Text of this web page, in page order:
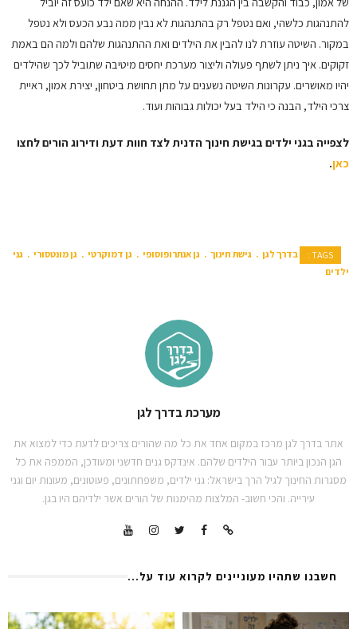
להתנהגות כלשהי, ואם נטפל רק בהתנהגות לא נבין ממה נבע הכעס ולא נטפל
במקור. השיטה עוזרת לנו להבין את הילדים ואת ההתנהגות שלהם ולמה הם באמת
זקוקים. איך ניתן לשתף פעולה וליצור מערכת יחסים מיטיבה שתוביל לכך שהילדים
יהיו מאושרים. עקרונות השיטה נשענים על מתן תחושת ביטחון, יצירת אמון, ראיית
צרכי הילד, הבנה כי הילד בעל יכולות גבוהות ועוד.
לצפייה בגני ילדים בגישת חינוך הדנית לצד חוות דעת ודירוג הורים לחצו
כאן.
TAGS : בדרך לגן גישת חינוך גן אנתרופוסופי גן דמוקרטי גן מונטסורי
גני
ילדים
מערכת בדרך לגן
אתר בדרך לגן מרכז במקום אחד את כל מה שהורים צריכים לדעת כדי למצוא את
הגן הנכון ביותר עבור הילדים שלהם. אינדקס גנים חדשני ומעודכן, הממפה את כל
מסגרות החינוך לגיל הרך בישראל: גני ילדים, משפחתונים, פעוטונים, מעונות יום וגני
עירייה. והכי חשוב- המלצות מהימנות של הורים אשר ילדיהם היו בגן.
חשבנו שתהיו מעוניינים לקרוא עוד על...